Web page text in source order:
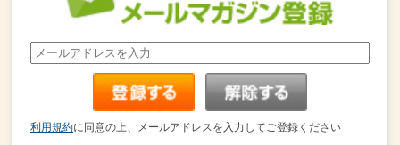
利用規約に同意の上、メールアドレスを入力してご登録ください